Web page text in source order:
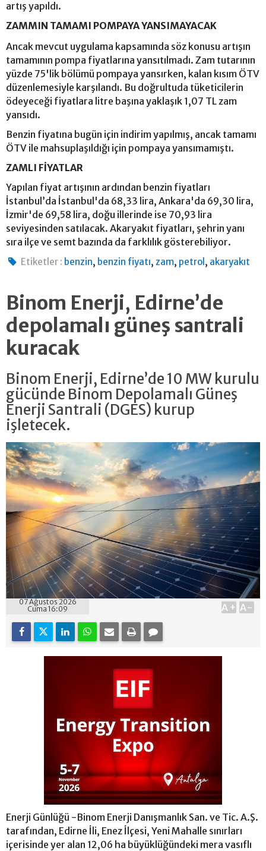
artış yapıldı.
ZAMMIN TAMAMI POMPAYA YANSIMAYACAK
Ancak mevcut uygulama kapsamında söz konusu artışın
tamamının pompa fiyatlarına yansıtılmadı. Zam tutarının
yüzde 75'lik bölümü pompaya yansırken, kalan kısım ÖTV
düzenlemesiyle karşılandı. Bu doğrultuda tüketicilerin
ödeyeceği fiyatlara litre başına yaklaşık 1,07 TL zam
yansıdı.
Benzin fiyatına bugün için indirim yapılmış, ancak tamamı
ÖTV ile mahsuplaşıldığı için pompaya yansımamıştı.
ZAMLI FİYATLAR
Yapılan fiyat artışının ardından benzin fiyatları
İstanbul’da İstanbul'da 68,33 lira, Ankara'da 69,30 lira,
İzmir'de 69,58 lira, doğu illerinde ise 70,93 lira
seviyesinden satılacak. Akaryakıt fiyatları, şehrin yanı
sıra ilçe ve semt bazında da farklılık gösterebiliyor.
Etiketler : benzin, benzin fiyatı, zam, petrol , akaryakıt
Binom Enerji, Edirne’de
depolamalı güneş santrali
kuracak
Binom Enerji, Edirne’de 10 MW kurulu
gücünde Binom Depolamalı Güneş
Enerji Santrali (DGES) kurup
işletecek.
07 Ağustos 2026
Cuma 16:09
A+ A-
Enerji Günlüğü -Binom Enerji Danışmanlık San. ve Tic. A.Ş.
tarafından, Edirne İli, Enez İlçesi, Yeni Mahalle sınırları
içerisinde yer alan 12,06 ha büyüklüğündeki mera vasıflı